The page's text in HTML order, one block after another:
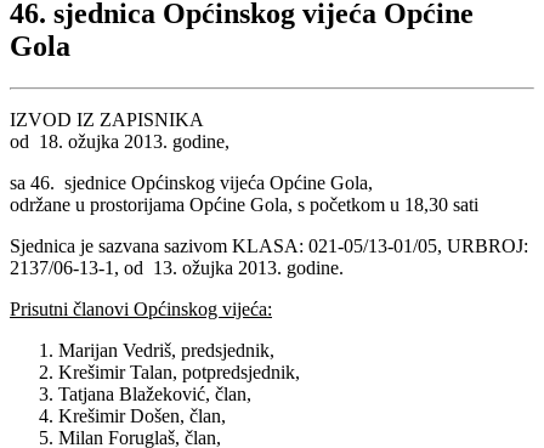
46. sjednica Općinskog vijeća Općine
Gola
IZVOD IZ ZAPISNIKA
od 18. ožujka 2013. godine,
sa 46. sjednice Općinskog vijeća Općine Gola,
održane u prostorijama Općine Gola, s početkom u 18,30 sati
Sjednica je sazvana sazivom KLASA: 021-05/13-01/05, URBROJ:
2137/06-13-1, od 13. ožujka 2013. godine.
Prisutni članovi Općinskog vijeća:
Marijan Vedriš, predsjednik,
Krešimir Talan, potpredsjednik,
Tatjana Blažeković, član,
Krešimir Došen, član,
Milan Foruglaš, član,